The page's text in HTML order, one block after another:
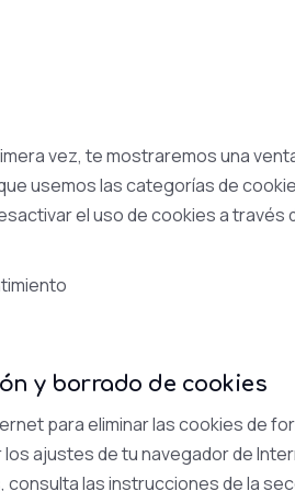
vez, te mostraremos una
usemos las categorías de
el uso de cookies a
y borrado de cookies
para eliminar las cookies de
ajustes de tu navegador de
las instrucciones de la